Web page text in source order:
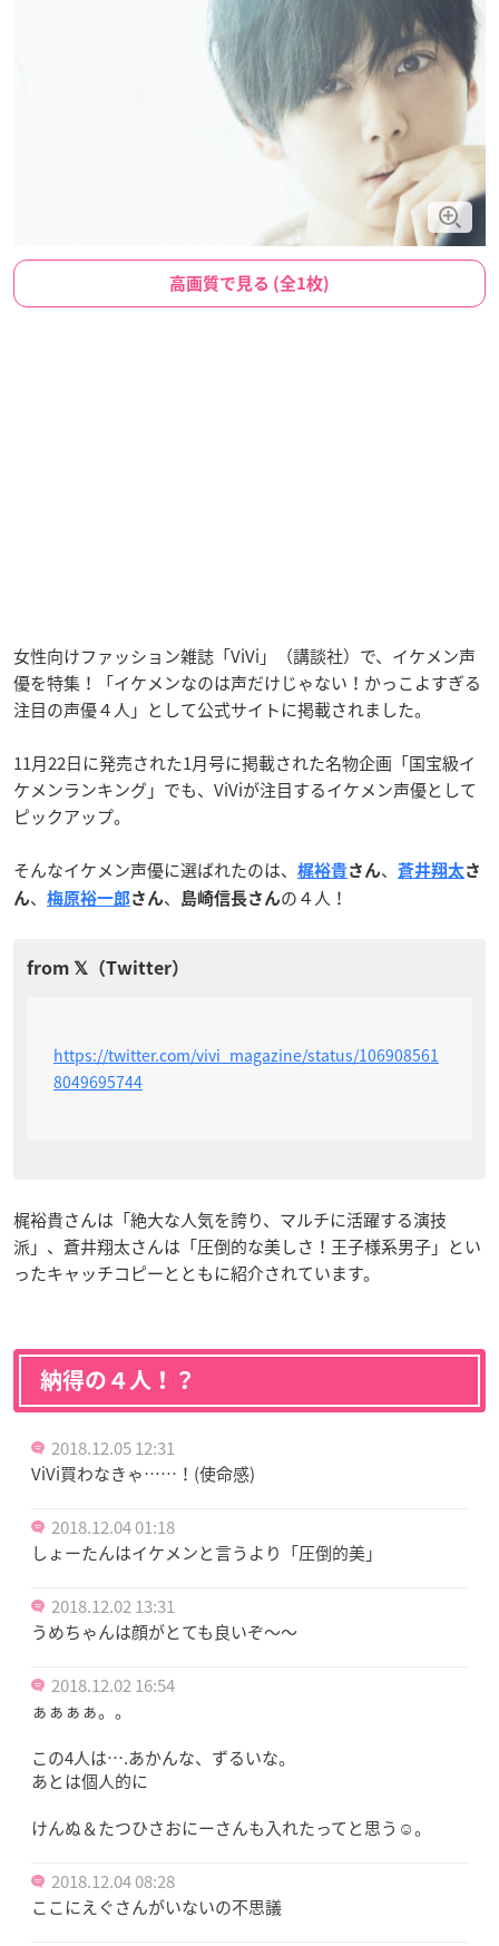
高画質で見る (全1枚)
女性向けファッション雑誌「ViVi」（講談社）で、イケメン声
優を特集！「イケメンなのは声だけじゃない！かっこよすぎる
注目の声優４人」として公式サイトに掲載されました。
11月22日に発売された1月号に掲載された名物企画「国宝級イ
ケメンランキング」でも、ViViが注目するイケメン声優として
ピックアップ。
そんなイケメン声優に選ばれたのは、 梶裕貴さん、 蒼井翔太さ
ん、 梅原裕一郎さん、 島崎信長さんの４人！
https://twitter.com/vivi_magazine/status/106908561
8049695744
梶裕貴さんは「絶大な人気を誇り、マルチに活躍する演技
派」、蒼井翔太さんは「圧倒的な美しさ！王子様系男子」とい
ったキャッチコピーとともに紹介されています。
納得の４人！？
2018.12.05 12:31
ViVi買わなきゃ……！(使命感)
2018.12.04 01:18
しょーたんはイケメンと言うより「圧倒的美」
2018.12.02 13:31
うめちゃんは顔がとても良いぞ〜〜
2018.12.02 16:54
ぁぁぁぁ。。
この4人は….あかんな、ずるいな。
あとは個人的に
けんぬ＆たつひさおにーさんも入れたってと思う☺️。
2018.12.04 08:28
ここにえぐさんがいないの不思議